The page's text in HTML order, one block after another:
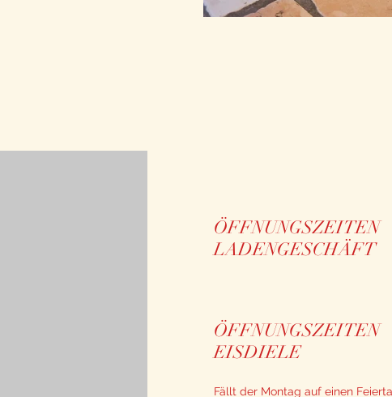
ÖFFNUNGSZEITEN
LADENGESCHÄFT
ÖFFNUNGSZEITEN
EISDIELE
Fällt der Montag auf einen